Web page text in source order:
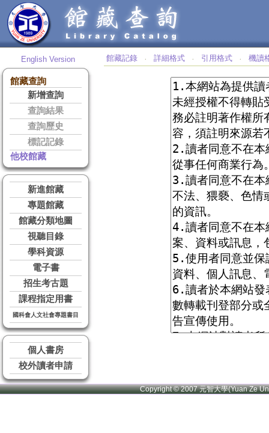
English Version
館藏查詢
新增查詢
查詢結果
查詢歷史
標記記錄
他校館藏
新進館藏
專題館藏
館藏分類地圖
視聽目錄
學科資源
電子書
招生考古題
課程指定用書
國科會人文社會專題書目
個人書房
校外讀者申請
館藏記錄 ‧ 詳細格式 ‧ 引用格式 ‧ 機讀
Copyright © 2007 元智大學(Yuan Ze